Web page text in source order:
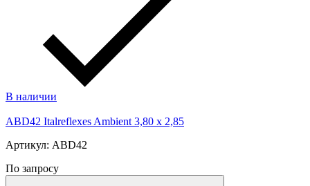
В наличии
ABD42 Italreflexes Ambient 3,80 x 2,85
Артикул: ABD42
По запросу